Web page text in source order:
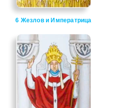
6 Жезлов и Императрица